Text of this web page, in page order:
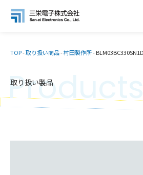
TOP-取り扱い商品-村田製作所-BLM03BC330SN1D
取り扱い製品
Products